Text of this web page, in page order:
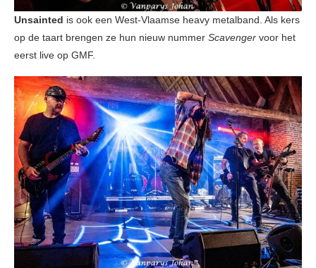
Unsainted is ook een West-Vlaamse heavy metalband. Als kers
op de taart brengen ze hun nieuw nummer Scavenger voor het
eerst live op GMF.